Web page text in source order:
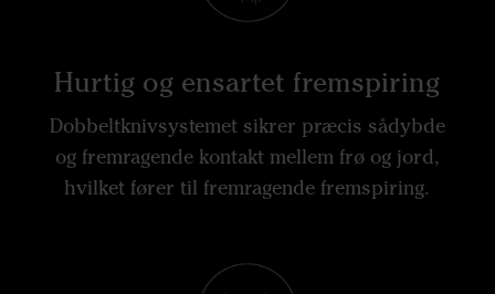
Hurtig og ensartet fremspiring
Dobbeltknivsystemet sikrer præcis sådybde
og fremragende kontakt mellem frø og jord,
hvilket fører til fremragende fremspiring.